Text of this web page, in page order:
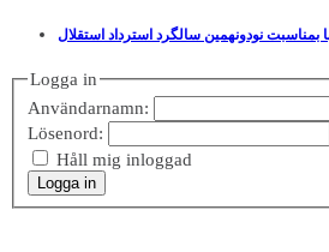
نودونهمین سالگرد استرداد استقلال
Logga in
Användarnamn:
Lösenord:
Håll mig inloggad
Logga in